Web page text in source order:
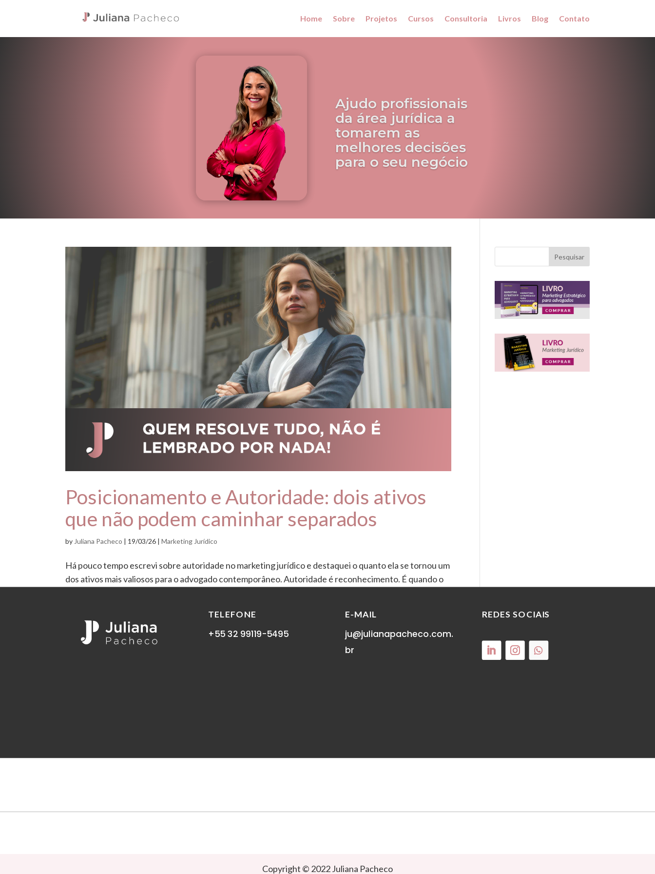
Home Sobre Projetos Cursos Consultoria Livros Blog Contato
Ajudo profissionais
da área jurídica a
tomarem as
melhores decisões
para o seu negócio
Posicionamento e Autoridade: dois ativos
que não podem caminhar separados
by Juliana Pacheco | 19/03/26 |Marketing Jurídico
Há pouco tempo escrevi sobre autoridade no marketing jurídico e destaquei o quanto ela se tornou um
dos ativos mais valiosos para o advogado contemporâneo. Autoridade é reconhecimento. É quando o
Pesquisar
TELEFONE
+55 32 99119-5495
E-MAIL
ju@julianapacheco.com.
br
REDES SOCIAIS
Copyright © 2022 Juliana Pacheco